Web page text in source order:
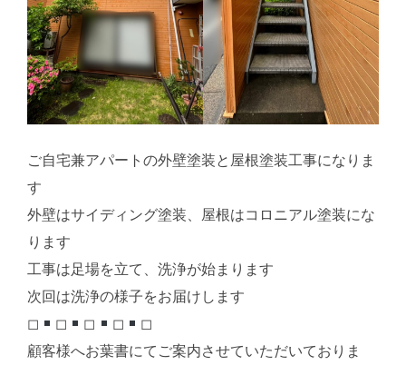
ご自宅兼アパートの外壁塗装と屋根塗装工事になりま
す
外壁はサイディング塗装、屋根はコロニアル塗装にな
ります
工事は足場を立て、洗浄が始まります
次回は洗浄の様子をお届けします
◻︎
◻︎ ◻︎ ◻︎
◻︎
顧客様へお葉書にてご案内させていただいておりま